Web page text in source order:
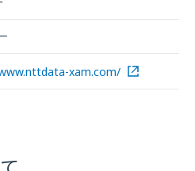
xam.com/